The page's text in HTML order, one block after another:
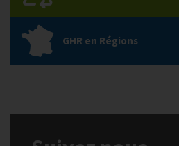
GHR en Régions